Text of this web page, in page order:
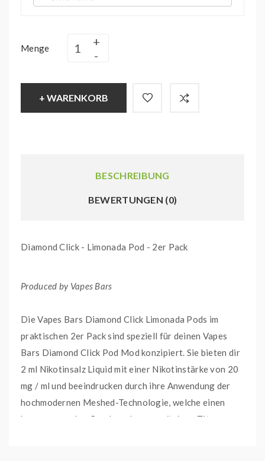
Menge
+ WARENKORB
BESCHREIBUNG
BEWERTUNGEN (0)
Diamond Click - Limonada Pod - 2er Pack
Produced by Vapes Bars
Die Vapes Bars Diamond Click Limonada Pods im
praktischen 2er Pack sind speziell für deinen Vapes
Bars Diamond Click Pod Mod konzipiert. Sie bieten dir
2 ml Nikotinsalz Liquid mit einer Nikotinstärke von 20
mg / ml und beeindrucken durch ihre Anwendung der
hochmodernen Meshed-Technologie, welche einen
herausragenden Geschmack von spritzigen Zitronen,